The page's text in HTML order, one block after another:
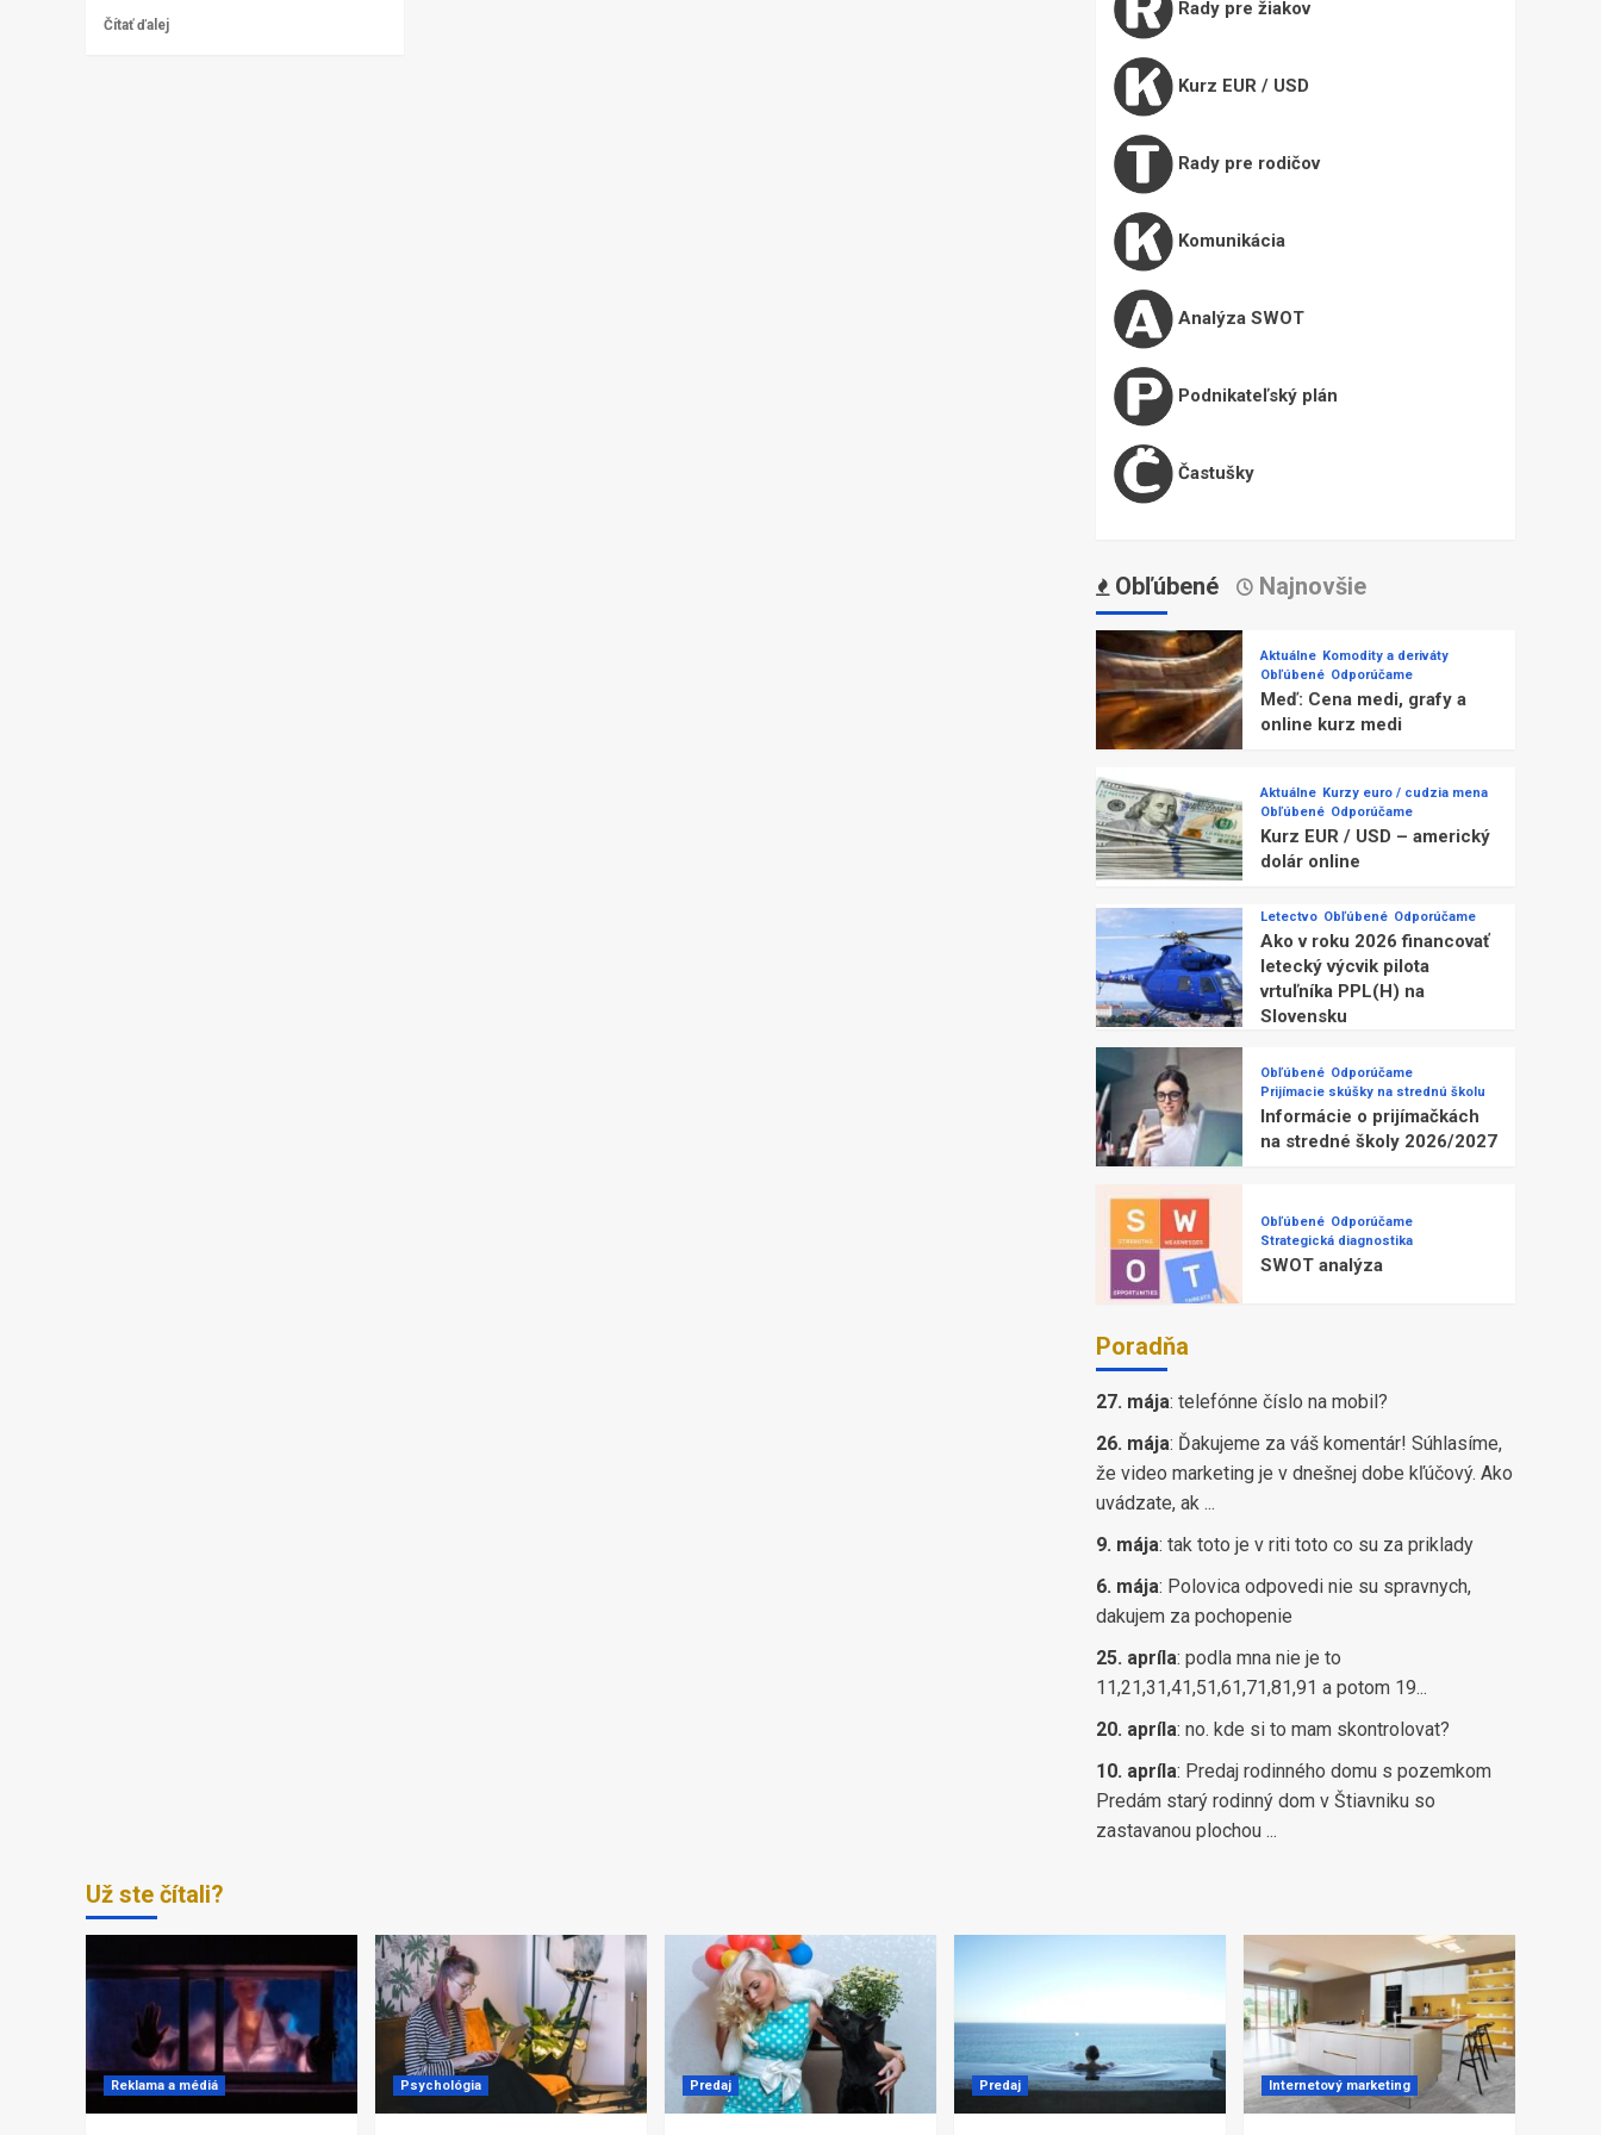
Čítať ďalej
Rady pre žiakov
Kurz EUR / USD
Rady pre rodičov
Komunikácia
Analýza SWOT
Podnikateľský plán
Častušky
Obľúbené Najnovšie
Aktuálne Komodity a deriváty
Obľúbené Odporúčame
Meď: Cena medi, grafy a
online kurz medi
Aktuálne Kurzy euro / cudzia mena
Obľúbené Odporúčame
Kurz EUR / USD – americký
dolár online
Letectvo Obľúbené Odporúčame
Ako v roku 2026 financovať
letecký výcvik pilota
vrtuľníka PPL(H) na
Slovensku
Obľúbené Odporúčame
Prijímacie skúšky na strednú školu
Informácie o prijímačkách
na stredné školy 2026/2027
Obľúbené Odporúčame
Strategická diagnostika
SWOT analýza
Poradňa
27. mája: telefónne číslo na mobil?
26. mája: Ďakujeme za váš komentár! Súhlasíme,
že video marketing je v dnešnej dobe kľúčový. Ako
uvádzate, ak ...
9. mája: tak toto je v riti toto co su za priklady
6. mája: Polovica odpovedi nie su spravnych,
dakujem za pochopenie
25. apríla: podla mna nie je to
11,21,31,41,51,61,71,81,91 a potom 19...
20. apríla: no. kde si to mam skontrolovat?
10. apríla: Predaj rodinného domu s pozemkom
Predám starý rodinný dom v Štiavniku so
zastavanou plochou ...
Už ste čítali?
Reklama a médiá Psychológia Predaj Predaj Internetový marketing